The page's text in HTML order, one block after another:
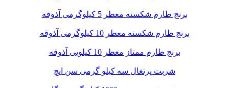
برنج طارم شکسته معطر 5 کیلوگرمی آذوقه
برنج طارم شکسته معطر 10 کیلوگرمی آذوقه
برنج طارم ممتاز معطر 10 کیلویی آذوقه
شربت پرتغال سه کیلو گرمی سن ایچ